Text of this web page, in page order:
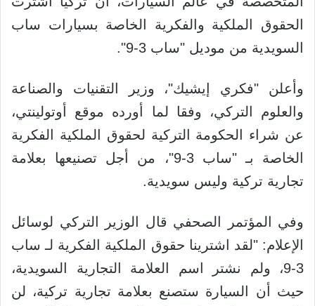
الحقوق الملكية والفكرية الخاصة بسيارات ساب
السويدية من موديل "ساب 3-9".
وأعلن "فكري إيشيك"، وزير التقنيات والصناعة
والعلوم التركي، وفقا لما أورده موقع أوتولينتي،
عن شراء الحكومة التركية لحقوق الملكية الفكرية
الخاصة بـ "ساب 3-9"، من أجل تصنيعها بعلامة
تجارية تركية وليس سويدية.
وفي المؤتمر الصحفي قال الوزير التركي لوسائل
الإعلام: "لقد اشترينا حقوق الملكية الفكرية لـ ساب
3-9، ولم نشتر اسم العلامة التجارية السويدية،
حيث أن السيارة ستصنع بعلامة تجارية تركية، لن